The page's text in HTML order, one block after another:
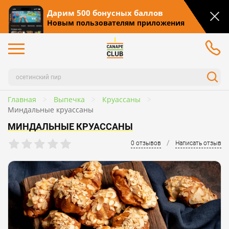
Дарим 500 бонусных баллов
Новым пользователям приложения
Главная Выпечка
Круассаны
Миндальные круассаны
МИНДАЛЬНЫЕ КРУАССАНЫ
0 отзывов / Написать отзыв